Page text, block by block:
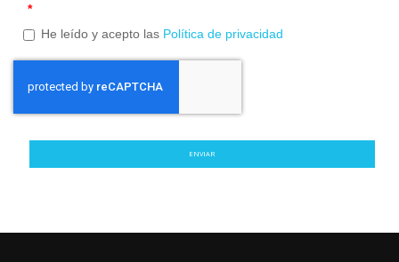
*
He leído y acepto las Política de privacidad
ENVIAR